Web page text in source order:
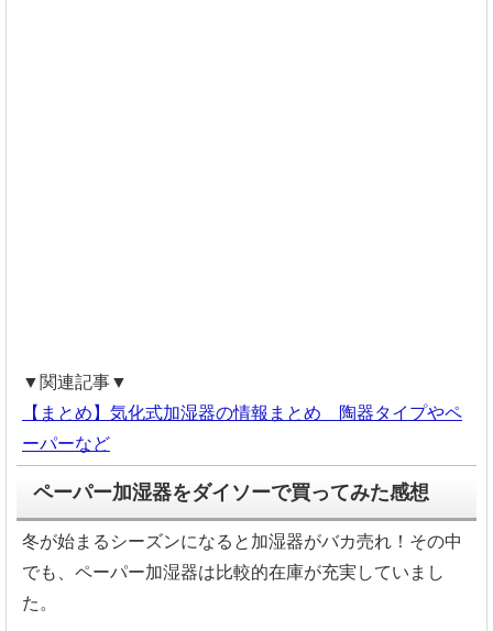
▼関連記事▼
【まとめ】気化式加湿器の情報まとめ 陶器タイプやペ
ーパーなど
ペーパー加湿器をダイソーで買ってみた感想
冬が始まるシーズンになると加湿器がバカ売れ！その中
でも、ペーパー加湿器は比較的在庫が充実していまし
た。